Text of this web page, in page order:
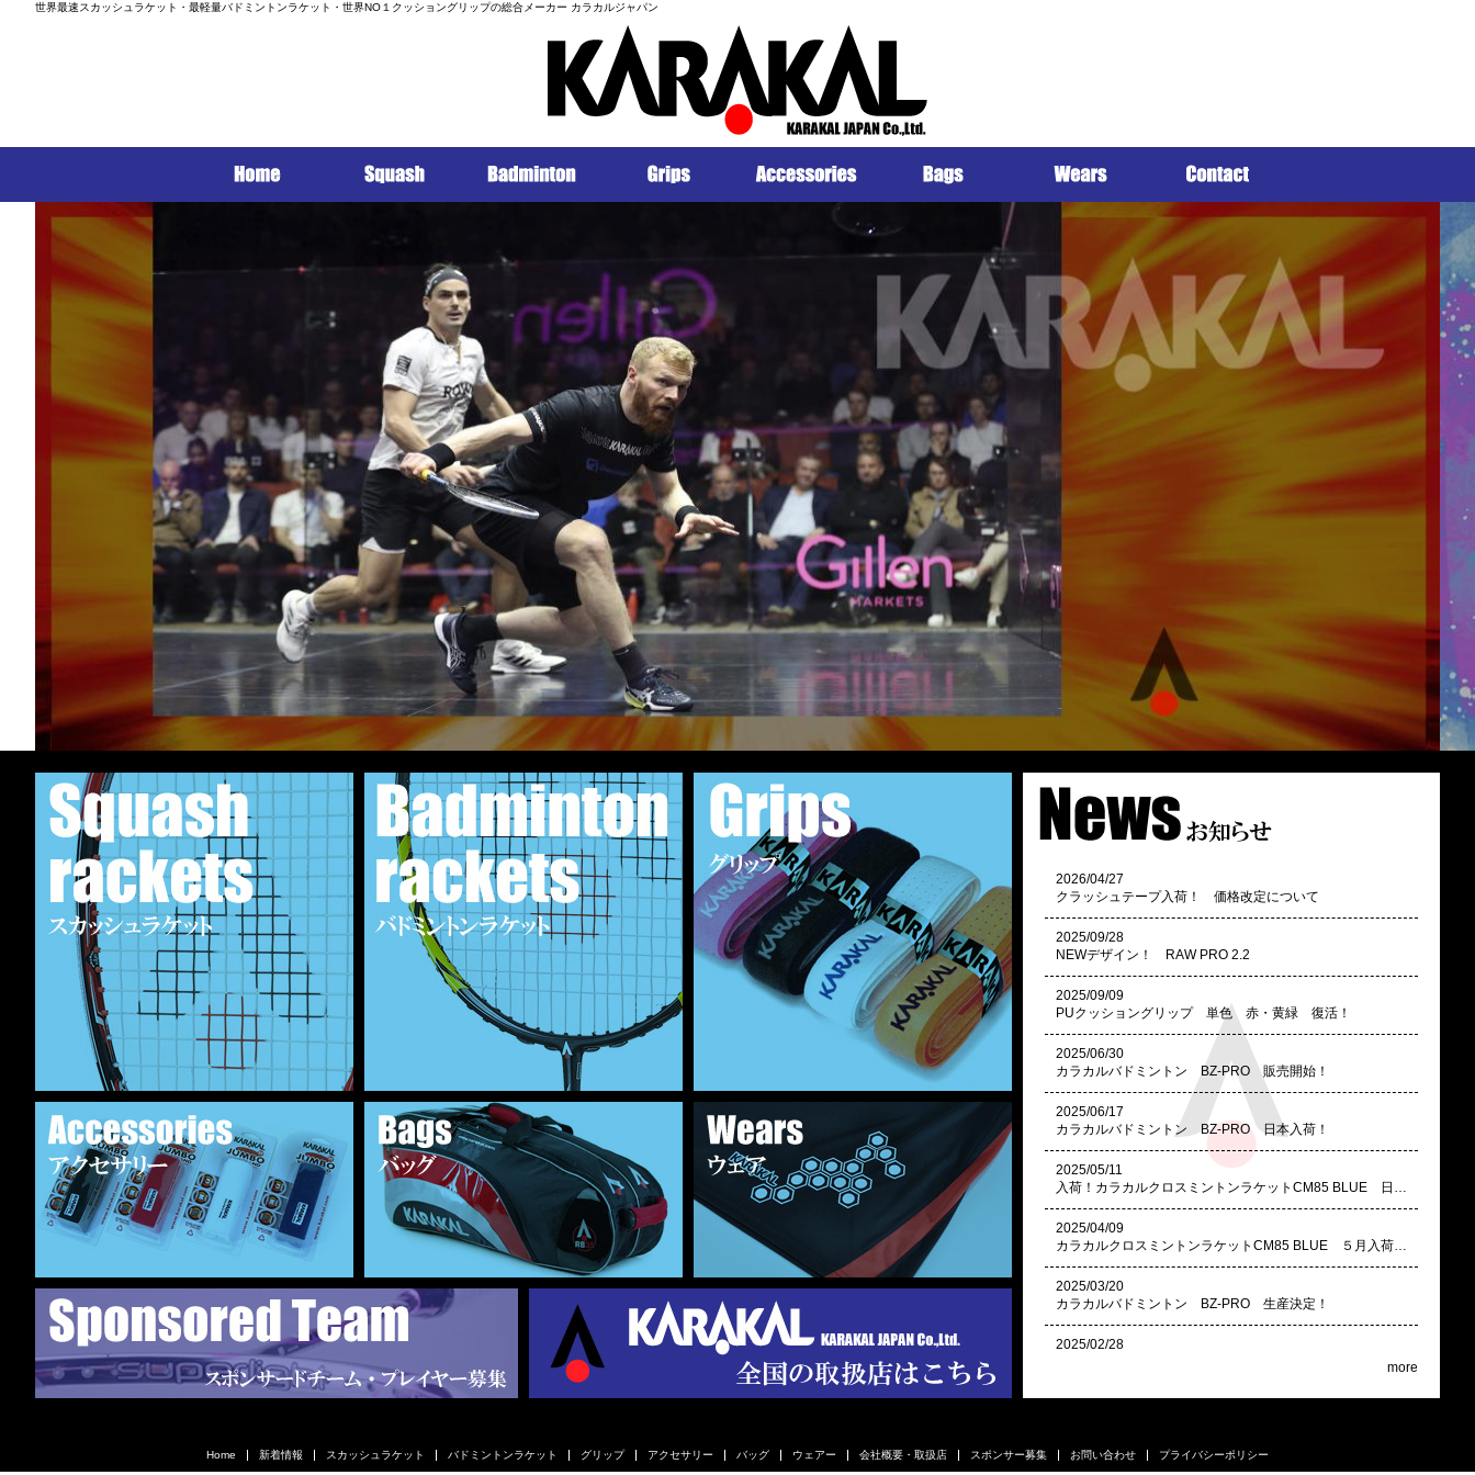
世界最速スカッシュラケット・最軽量バドミントンラケット・世界NO１クッショングリップの総合メーカー カラカルジャパン
2026/04/27
クラッシュテープ入荷！ 価格改定について
2025/09/28
NEWデザイン！ RAW PRO 2.2
2025/09/09
PUクッショングリップ 単色 赤・黄緑 復活！
2025/06/30
カラカルバドミントン BZ-PRO 販売開始！
2025/06/17
カラカルバドミントン BZ-PRO 日本入荷！
2025/05/11
入荷！カラカルクロスミントンラケットCM85 BLUE 日本入荷しました！
2025/04/09
カラカルクロスミントンラケットCM85 BLUE ５月入荷予定
2025/03/20
カラカルバドミントン BZ-PRO 生産決定！
2025/02/28
カラカルクロスミントンラケットCM85 BLUE 生産決定！
2025/01/07
more
Home 新着情報 スカッシュラケット バドミントンラケット グリップ アクセサリー バッグ ウェアー 会社概要・取扱店 スポンサー募集 お問い合わせ プライバシーポリシー